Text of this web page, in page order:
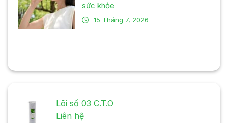
sức khỏe
15 Tháng 7, 2026
Lõi số 03 C.T.O
Liên hệ